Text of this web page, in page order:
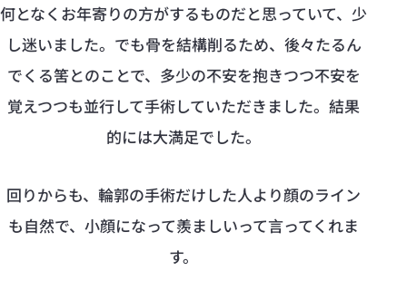
何となくお年寄りの方がするものだと思っていて、少
し迷いました。でも骨を結構削るため、後々たるん
でくる筈とのことで、多少の不安を抱きつつ不安を
覚えつつも並行して手術していただきました。結果
的には大満足でした。
回りからも、輪郭の手術だけした人より顔のライン
も自然で、小顔になって羨ましいって言ってくれま
す。